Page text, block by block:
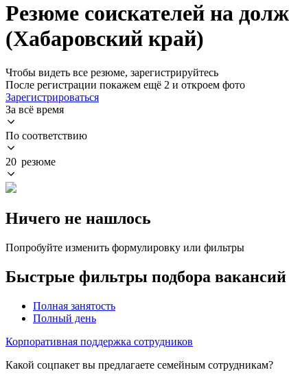
Резюме соискателей на
(Хабаровский край)
Чтобы видеть все резюме, зарегистрируйтесь
После регистрации покажем ещё 2 и откроем фото
Зарегистрироваться
За всё время
По соответствию
20 резюме
Ничего не нашлось
Попробуйте изменить формулировку или фильтры
Быстрые фильтры подбора вакансий
Полная занятость
Полный день
Корпоративная поддержка сотрудников
Какой соцпакет вы предлагаете семейным сотрудникам?